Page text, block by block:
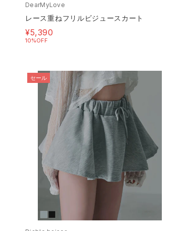
DearMyLove
レース重ねフリルビジュースカート
¥5,390
10%OFF
セール